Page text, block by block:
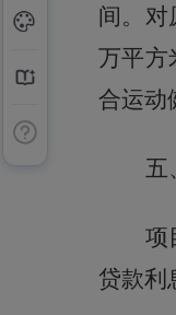
间。对
万平方
合运动
五
项
贷款利